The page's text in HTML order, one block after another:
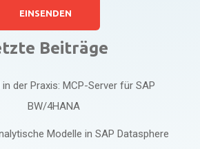
Beiträge
der Praxis: MCP-Server für SAP
BW/4HANA
Modelle in SAP Datasphere